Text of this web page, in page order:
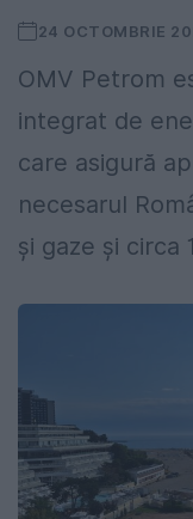
24 OCTOMBRIE
OMV Petrom
integrat de
care asigură
necesarul
și gaze și circa